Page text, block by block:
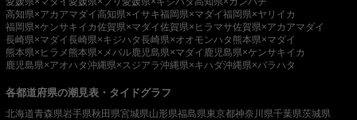
高知県×アカアマダイ高知県×イサキ福岡県×マダイ福岡県×ヤリイカ
福岡県×ケンサキイカ佐賀県×マダイ佐賀県×ヒラマサ佐賀県×アカアマダイ
長崎県×マダイ長崎県×キジハタ長崎県×オオモンハタ 熊本県×マダイ
熊本県×ヒラメ 熊本県×メバル鹿児島県×マダイ 鹿児島県×ケンサキイカ
鹿児島県×アオハタ沖縄県×スジアラ沖縄県×キハダ沖縄県×バラハタ
各都道府県の潮見表・タイドグラフ
北海道青森県岩手県秋田県宮城県山形県福島県東京都神奈川県千葉県茨城県